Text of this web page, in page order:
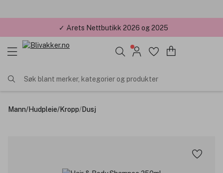
✓ Årets Nettbutikk 2026 og 2025
Søk blant merker, kategorier og produkter
Mann/Hudpleie/Kropp/Dusj